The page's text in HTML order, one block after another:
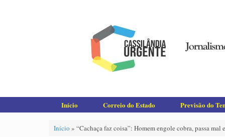
Início Correio do Estado Previsão do
Início » “Cachaça faz coisa”: Homem engole cobra, passa mal